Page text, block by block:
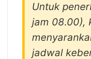
Untuk
jam 08.00),
jadwal